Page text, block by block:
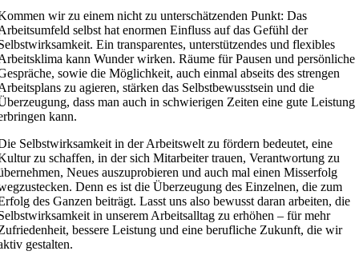
wir zu einem nicht zu unterschätzenden Punkt: Das
selbst hat enormen Einfluss auf das Gefühl der
Ein transparentes, unterstützendes und flexibles
kann Wunder wirken. Räume für Pausen und persönliche
sowie die Möglichkeit, auch einmal abseits des strengen
zu agieren, stärken das Selbstbewusstsein und die
dass man auch in schwierigen Zeiten eine gute Leistung
kann.
Selbstwirksamkeit in der Arbeitswelt zu fördern bedeutet, eine
zu schaffen, in der sich Mitarbeiter trauen, Verantwortung zu
Neues auszuprobieren und auch mal einen Misserfolg
Denn es ist die Überzeugung des Einzelnen, die zum
des Ganzen beiträgt. Lasst uns also bewusst daran arbeiten, die
in unserem Arbeitsalltag zu erhöhen – für mehr
bessere Leistung und eine berufliche Zukunft, die wir
gestalten.